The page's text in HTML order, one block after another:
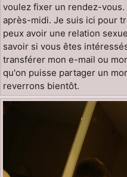
voulez fixer un rendez-
après-midi. Je suis ici pour
peux avoir une relation
savoir si vous êtes
transférer mon e-mail ou
qu'on puisse partager un
reverrons bientôt.